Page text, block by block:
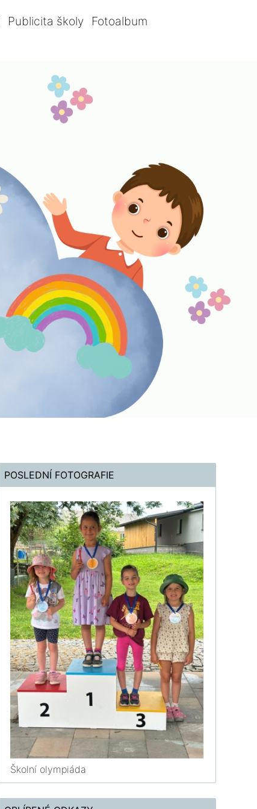
Publicita školy
Fotoalbum
POSLEDNÍ FOTOGRAFIE
Školní olympiáda